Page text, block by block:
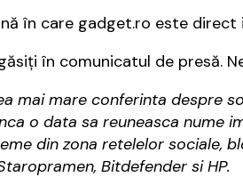
în care gadget.ro este direct
în comunicatul de presă.
mai mare conferinta despre
o data sa reuneasca nume
din zona retelelor sociale,
Bitdefender si HP.